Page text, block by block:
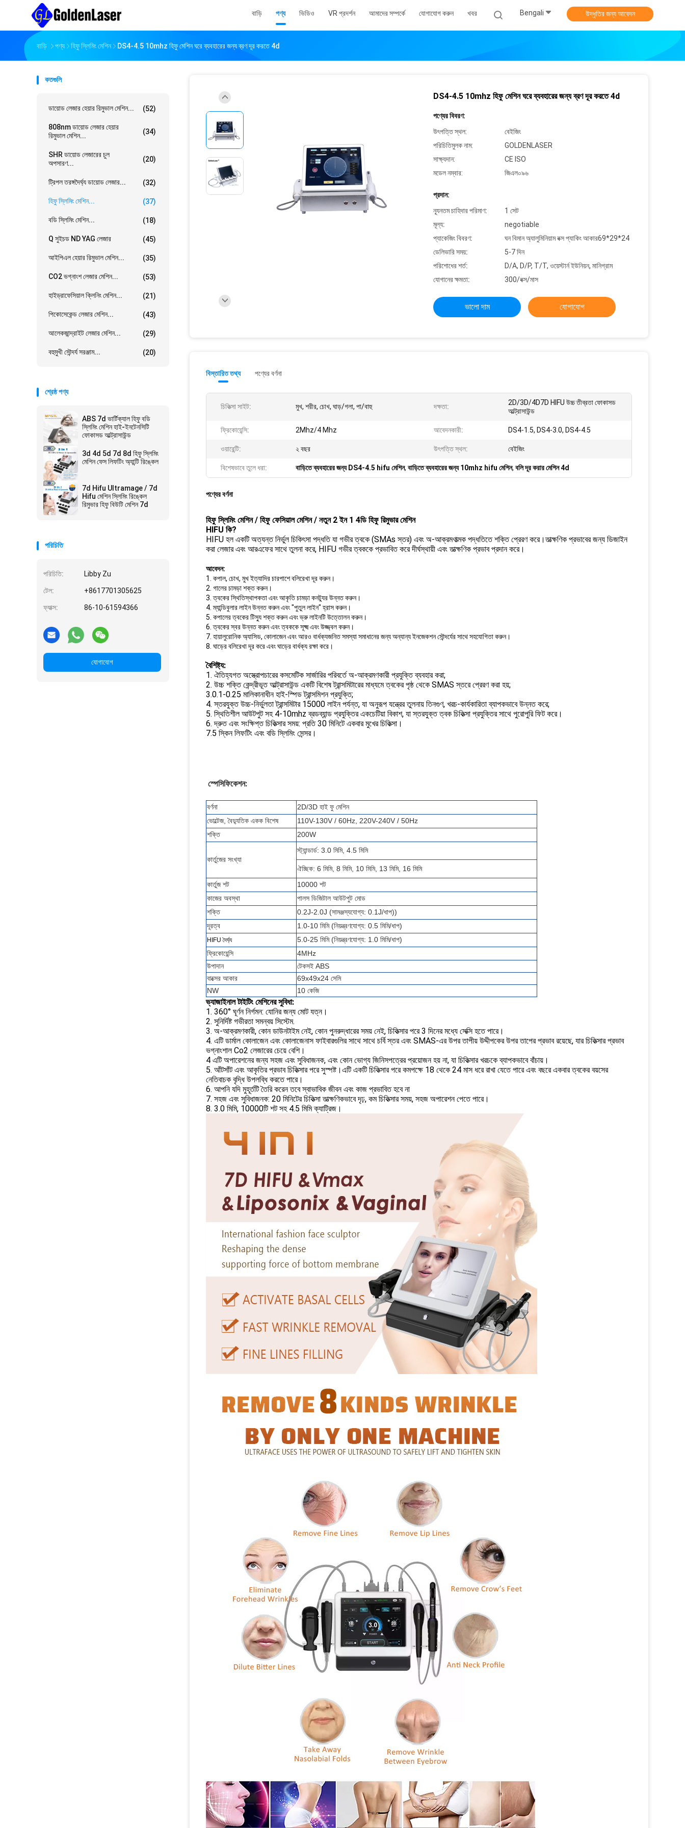
বাড়ি পণ্য ভিডিও VR প্রদর্শন আমাদের সম্পর্কে যোগাযোগ করুন খবর Bengali উদ্ধৃতির জন্য আবেদন
বাড়ি পণ্য হিফু স্লিমিং মেশিন DS4-4.5 10mhz হিফু মেশিন ঘরে ব্যবহারের জন্য ব্রণ দূর করতে 4d
কতগুলি
ডায়োড লেজার হেয়ার রিমুভাল মেশিন... (52)
808nm ডায়োড লেজার হেয়ার
রিমুভাল মেশিন...
(34)
SHR ডায়োড লেজারের চুল
অপসারণ...
(20)
ট্রিপল তরঙ্গদৈর্ঘ্য ডায়োড লেজার... (32)
হিফু স্লিমিং মেশিন... (37)
বডি স্লিমিং মেশিন... (18)
Q সুইচড ND YAG লেজার (45)
আইপিএল হেয়ার রিমুভাল মেশিন... (35)
CO2 ভগ্নাংশ লেজার মেশিন... (53)
হাইড্রাফেসিয়াল ক্লিনিং মেশিন... (21)
পিকোসেকেন্ড লেজার মেশিন... (43)
আলেকজান্দ্রাইট লেজার মেশিন... (29)
বহুমুখী সৌন্দর্য সরঞ্জাম... (20)
শ্রেষ্ঠ পণ্য
ABS 7d ভার্টিক্যাল হিফু বডি
স্লিমিং মেশিন হাই-ইনটেনসিটি
ফোকাসড আল্ট্রাসাউন্ড
3d 4d 5d 7d 8d হিফু স্লিমিং
মেশিন ফেস লিফটিং অ্যান্টি রিঙ্কেল
7d Hifu Ultramage / 7d
Hifu মেশিন স্লিমিং রিঙ্কেল
রিমুভার হিফু বিউটি মেশিন 7d
পরিচিতি
পরিচিতি: Libby Zu
টেল: +8617701305625
ফ্যাক্স: 86-10-61594366
যোগাযোগ
DS4-4.5 10mhz হিফু মেশিন ঘরে ব্যবহারের জন্য ব্রণ দূর করতে 4d
পণ্যের বিবরণ:
উৎপত্তি স্থল:
বেইজিং
পরিচিতিমুলক নাম:
GOLDENLASER
সাক্ষ্যদান:
CE ISO
মডেল নম্বার:
জিএল০৯৬
প্রদান:
ন্যূনতম চাহিদার পরিমাণ:
1 সেট
মূল্য:
negotiable
প্যাকেজিং বিবরণ:
ঘন বিমান অ্যালুমিনিয়াম বক্স প্যাকিং আকার69*29*24
ডেলিভারি সময়:
5-7 দিন
পরিশোধের শর্ত:
D/A, D/P, T/T, ওয়েস্টার্ন ইউনিয়ন, মানিগ্রাম
যোগানের ক্ষমতা:
300/বক্স/মাস
ভালো দাম যোগাযোগ
বিস্তারিত তথ্য পণ্যের বর্ণনা
চিকিত্সা সাইট: মুখ, শরীর, চোখ, ঘাড়/গলা, পা/বাহু দক্ষতা:
2D/3D/4D7D HIFU উচ্চ তীব্রতা ফোকাসড
আল্ট্রাসাউন্ড
ফ্রিকোয়েন্সি: 2Mhz/4 Mhz আবেদনকারী: DS4-1.5, DS4-3.0, DS4-4.5
ওয়ারেন্টি: ২ বছর উৎপত্তি স্থল: বেইজিং
বিশেষভাবে তুলে ধরা: বাড়িতে ব্যবহারের জন্য DS4-4.5 hifu মেশিন, বাড়িতে ব্যবহারের জন্য 10mhz hifu মেশিন, বলি দূর করার মেশিন 4d
পণ্যের বর্ণনা
হিফু স্লিমিং মেশিন / হিফু ফেসিয়াল মেশিন / নতুন 2 ইন 1 4ডি হিফু রিমুভার মেশিন
HIFU কি?
HIFU হল একটি অত্যন্ত নির্ভুল চিকিৎসা পদ্ধতি যা গভীর ত্বকে (SMAs স্তর) এবং অ-আক্রমণাত্মক পদ্ধতিতে শক্তি প্রেরণ করে।তাত্ক্ষণিক প্রভাবের জন্য ডিজাইন
করা লেজার এবং আরএফের সাথে তুলনা করে, HIFU গভীর ত্বককে প্রভাবিত করে দীর্ঘস্থায়ী এবং তাত্ক্ষণিক প্রভাব প্রদান করে।
আবেদন:
1. কপাল, চোখ, মুখ ইত্যাদির চারপাশে বলিরেখা দূর করুন।
2. গালের চামড়া শক্ত করুন।
3. ত্বকের স্থিতিস্থাপকতা এবং আকৃতি চামড়া কনট্যুর উন্নত করুন।
4. ম্যান্ডিবুলার লাইন উন্নত করুন এবং "পুতুল লাইন" হ্রাস করুন।
5. কপালের ত্বকের টিস্যু শক্ত করুন এবং ভ্রু লাইনটি উত্তোলন করুন।
6. ত্বকের স্বর উন্নত করুন এবং ত্বককে সূক্ষ্ম এবং উজ্জ্বল করুন।
7. হায়ালুরোনিক অ্যাসিড, কোলাজেন এবং আরও বার্ধক্যজনিত সমস্যা সমাধানের জন্য অন্যান্য ইনজেকশন সৌন্দর্যের সাথে সহযোগিতা করুন।
8. ঘাড়ের বলিরেখা দূর করে এবং ঘাড়ের বার্ধক্য রক্ষা করে।
বৈশিষ্ট্য:
1. ঐতিহ্যগত অস্ত্রোপচারের কসমেটিক সার্জারির পরিবর্তে অ-আক্রমণকারী প্রযুক্তি ব্যবহার করা;
2. উচ্চ শক্তি কেন্দ্রীভূত আল্ট্রাসাউন্ড একটি বিশেষ ট্রান্সমিটারের মাধ্যমে ত্বকের পৃষ্ঠ থেকে SMAS স্তরে প্রেরণ করা হয়;
3.0.1-0.25 মালিকানাধীন হাই-স্পিড ট্রান্সমিশন প্রযুক্তি;
4. স্তরযুক্ত উচ্চ-নির্ভুলতা ট্রান্সমিটার 15000 লাইন পর্যন্ত, যা অনুরূপ যন্ত্রের তুলনায় তিনগুণ, খরচ-কার্যকারিতা ব্যাপকভাবে উন্নত করে;
5. স্থিতিশীল আউটপুট সহ 4-10mhz ব্রডব্যান্ড প্রযুক্তির একচেটিয়া বিকাশ, যা স্তরযুক্ত ত্বক চিকিত্সা প্রযুক্তির সাথে পুরোপুরি ফিট করে।
6. দ্রুত এবং সংক্ষিপ্ত চিকিত্সার সময়: প্রতি 30 মিনিটে একবার মুখের চিকিত্সা।
7.5 স্কিন লিফটিং এবং বডি স্লিমিং সেন্সর।
স্পেসিফিকেশন:
বর্ণনা
2D/3D হাই ফু মেশিন
ভোল্টেজ, বৈদ্যুতিক একক বিশেষ
110V-130V / 60Hz, 220V-240V / 50Hz
শক্তি
200W
কার্তুজের সংখ্যা
স্ট্যান্ডার্ড: 3.0 মিমি, 4.5 মিমি
ঐচ্ছিক: 6 মিমি, 8 মিমি, 10 মিমি, 13 মিমি, 16 মিমি
কার্তুজ শট
10000 শট
কাজের অবস্থা
পালস ডিজিটাল আউটপুট মোড
শক্তি
0.2J-2.0J (সামঞ্জস্যযোগ্য: 0.1J/ধাপ))
দূরত্ব
1.0-10 মিমি (নিয়ন্ত্রণযোগ্য: 0.5 মিমি/ধাপ)
HIFU দৈর্ঘ্য
5.0-25 মিমি (নিয়ন্ত্রণযোগ্য: 1.0 মিমি/ধাপ)
ফ্রিকোয়েন্সি
4MHz
উপাদান
টেকসই ABS
বাক্সের আকার
69x49x24 সেমি
NW
10 কেজি
ভ্যাজাইনাল টাইটিং মেশিনের সুবিধা:
1. 360° ঘূর্ণন নির্গমন: যোনির জন্য মোট যত্ন।
2. সুনির্দিষ্ট গভীরতা সমন্বয় সিস্টেম.
3. অ-আক্রমণকারী, কোন ডাউনটাইম নেই, কোন পুনরুদ্ধারের সময় নেই, চিকিত্সার পরে 3 দিনের মধ্যে সেক্সি হতে পারে।
4. এটি ডার্মাল কোলাজেন এবং কোলাজেনাস ফাইবারগুলির সাথে সাথে চর্বি স্তর এবং SMAS-এর উপর তাপীয় উদ্দীপকের উপর তাপের প্রভাব রয়েছে, যার চিকিত্সার প্রভাব
ভগ্নাংশাল Co2 লেজারের চেয়ে বেশি।
4 এটি অপারেশনের জন্য সহজ এবং সুবিধাজনক, এবং কোন ভোগ্য জিনিসপত্রের প্রয়োজন হয় না, যা চিকিত্সার খরচকে ব্যাপকভাবে বাঁচায়।
5. আঁটসাঁট এবং আকৃতির প্রভাব চিকিত্সার পরে সুস্পষ্ট।এটি একটি চিকিত্সার পরে কমপক্ষে 18 থেকে 24 মাস ধরে রাখা যেতে পারে এবং বছরে একবার ত্বকের বয়সের
নেতিবাচক বৃদ্ধি উপলব্ধি করতে পারে।
6. আপনি যদি মুহূর্তটি তৈরি করেন তবে স্বাভাবিক জীবন এবং কাজ প্রভাবিত হবে না
7. সহজ এবং সুবিধাজনক: 20 মিনিটের চিকিত্সা তাত্ক্ষণিকভাবে দৃঢ়, কম চিকিত্সার সময়, সহজ অপারেশন পেতে পারে।
8. 3.0 মিমি, 10000টি শট সহ 4.5 মিমি ক্যাট্রিজ।